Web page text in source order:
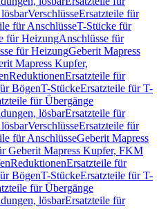
VerschlüsseErsatzteile für
für AnschlüsseT-Stücke für
für HeizungAnschlüsse für
für HeizungGeberit Mapress
Mapress Kupfer,
ReduktionenErsatzteile für
BögenT-StückeErsatzteile für T-
für Übergänge
lösbarErsatzteile für
VerschlüsseErsatzteile für
für AnschlüsseGeberit Mapress
Geberit Mapress Kupfer, FKM
ReduktionenErsatzteile für
BögenT-StückeErsatzteile für T-
für Übergänge
lösbarErsatzteile für